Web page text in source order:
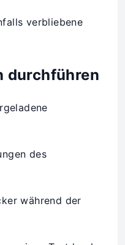
verbliebene
durchführen
des
während der